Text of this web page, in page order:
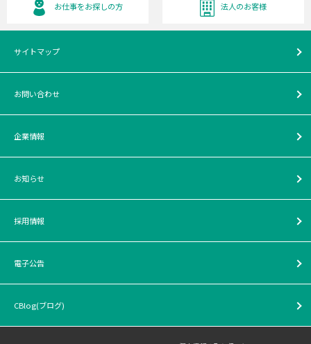
お仕事をお探しの方 法人のお客様
サイトマップ
お問い合わせ
企業情報
お知らせ
採用情報
電子公告
CBlog(ブログ)